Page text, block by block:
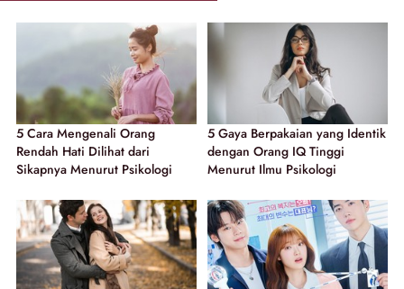
5 Cara Mengenali Orang
Rendah Hati Dilihat dari
Sikapnya Menurut Psikologi
5 Gaya Berpakaian yang Identik
dengan Orang IQ Tinggi
Menurut Ilmu Psikologi